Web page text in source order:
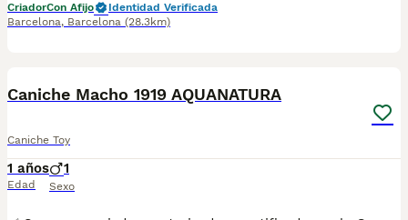
CriadorCon Afijo
Identidad Verificada
Barcelona, Barcelona (28.3km)
Caniche Macho 1919 AQUANATURA
Caniche Toy
1 años
Edad
1
Sexo